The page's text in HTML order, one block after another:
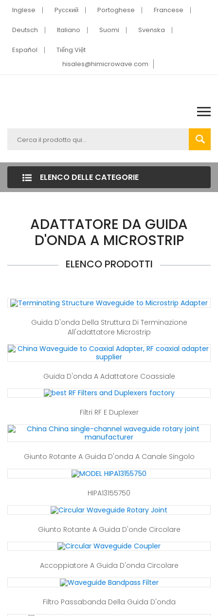
Inglese Pусский Portoghese Francese
Deutsch Italiano Suomi Svenska
Español
Tiếng Việt
hisales@himicrowave.com
ELENCO DELLE CATEGORIE
ADATTATORE DA GUIDA
D'ONDA A MICROSTRIP
ELENCO PRODOTTI
Guida D'onda Della Struttura Di Terminazione
All'adattatore Microstrip
Guida D'onda A Adattatore Coassiale
Filtri RF E Duplexer
Giunto Rotante A Guida D'onda A Canale Singolo
HIPA13155750
Giunto Rotante A Guida D'onde Circolare
Accoppiatore A Guida D'onda Circolare
Filtro Passabanda Della Guida D'onda